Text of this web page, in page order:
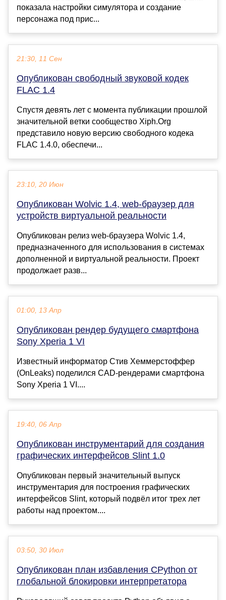
показала настройки симулятора и создание
персонажа под прис...
21:30, 11 Сен
Опубликован свободный звуковой кодек
FLAC 1.4
Спустя девять лет с момента публикации прошлой
значительной ветки сообщество Xiph.Org
представило новую версию свободного кодека
FLAC 1.4.0, обеспечи...
23:10, 20 Июн
Опубликован Wolvic 1.4, web-браузер для
устройств виртуальной реальности
Опубликован релиз web-браузера Wolvic 1.4,
предназначенного для использования в системах
дополненной и виртуальной реальности. Проект
продолжает разв...
01:00, 13 Апр
Опубликован рендер будущего смартфона
Sony Xperia 1 VI
Известный информатор Стив Хеммерстоффер
(OnLeaks) поделился CAD-рендерами смартфона
Sony Xperia 1 VI....
19:40, 06 Апр
Опубликован инструментарий для создания
графических интерфейсов Slint 1.0
Опубликован первый значительный выпуск
инструментария для построения графических
интерфейсов Slint, который подвёл итог трех лет
работы над проектом....
03:50, 30 Июл
Опубликован план избавления CPython от
глобальной блокировки интерпретатора